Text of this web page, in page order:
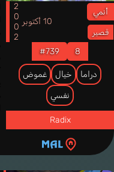
أنمي
قصير
10 أكتوبر 2002
8
#739
دراما خيال غموض
نفسي
Radix